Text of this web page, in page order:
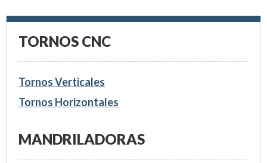
TORNOS CNC
Tornos Verticales
Tornos Horizontales
MANDRILADORAS